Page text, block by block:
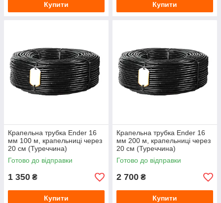
Купити Купити
Крапельна трубка Ender 16
мм 100 м, крапельниці через
20 см (Туреччина)
Готово до відправки
1 350 ₴
Купити
Крапельна трубка Ender 16
мм 200 м, крапельниці через
20 см (Туреччина)
Готово до відправки
2 700 ₴
Купити